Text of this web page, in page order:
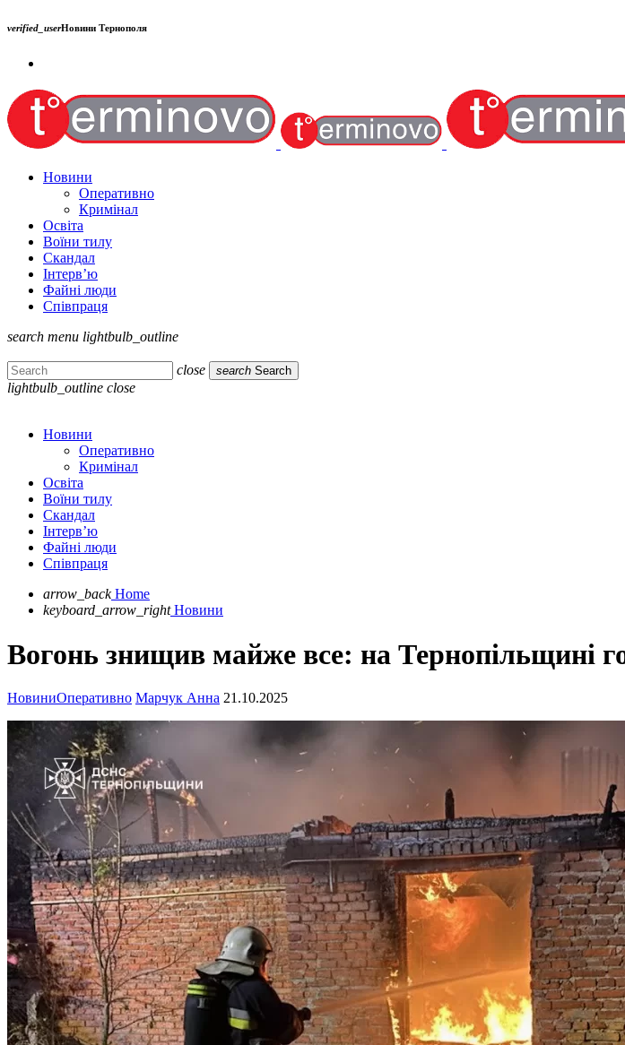
verified_userНовини Тернополя
Новини
Оперативно
Кримінал
Освіта
Воїни тилу
Скандал
Інтерв’ю
Файні люди
Співпраця
search menu lightbulb_outline
close search Search
lightbulb_outline close
Новини
Оперативно
Кримінал
Освіта
Воїни тилу
Скандал
Інтерв’ю
Файні люди
Співпраця
arrow_back Home
keyboard_arrow_right Новини
Вогонь знищив майже все: на Тернопільщині
НовиниОперативно Марчук Анна 21.10.2025